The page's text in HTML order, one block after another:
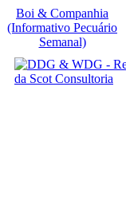
Boi & Companhia
(Informativo Pecuário
Semanal)